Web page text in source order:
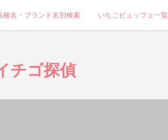
種名・ブランド名別検索 いちごビュッフェ一覧
チゴ探偵